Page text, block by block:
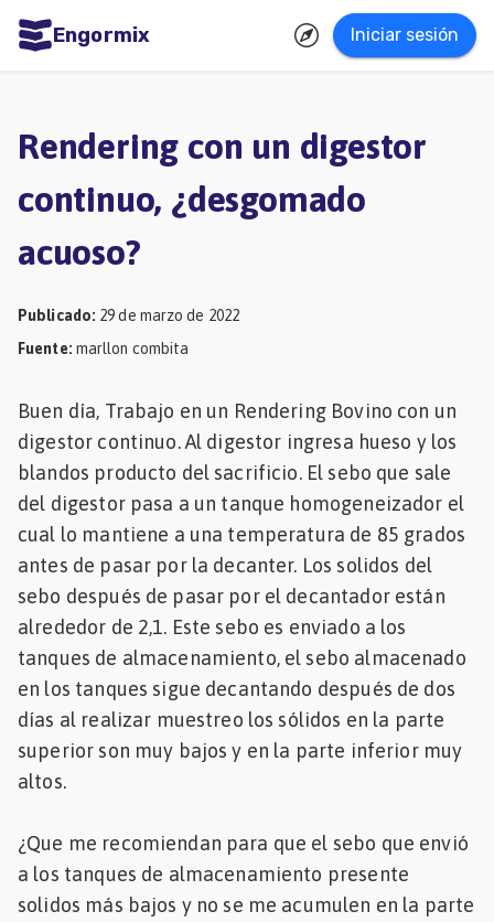
Engormix Iniciar sesión
Agricultura
Balanceados
Avicultura
Lechería
Micotoxinas
Porcicultura
Mascotas
Rendering con un digestor
continuo, ¿desgomado
acuoso?
Publicado: 29 de marzo de 2022
Fuente: marllon combita
Buen día, Trabajo en un Rendering Bovino con un
digestor continuo. Al digestor ingresa hueso y los
blandos producto del sacrificio. El sebo que sale
del digestor pasa a un tanque homogeneizador el
cual lo mantiene a una temperatura de 85 grados
antes de pasar por la decanter. Los solidos del
sebo después de pasar por el decantador están
alrededor de 2,1. Este sebo es enviado a los
tanques de almacenamiento, el sebo almacenado
en los tanques sigue decantando después de dos
días al realizar muestreo los sólidos en la parte
superior son muy bajos y en la parte inferior muy
altos.
¿Que me recomiendan para que el sebo que envió
a los tanques de almacenamiento presente
solidos más bajos y no se me acumulen en la parte